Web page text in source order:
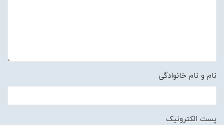
نام و نام خانوادگی
پست الکترونیک